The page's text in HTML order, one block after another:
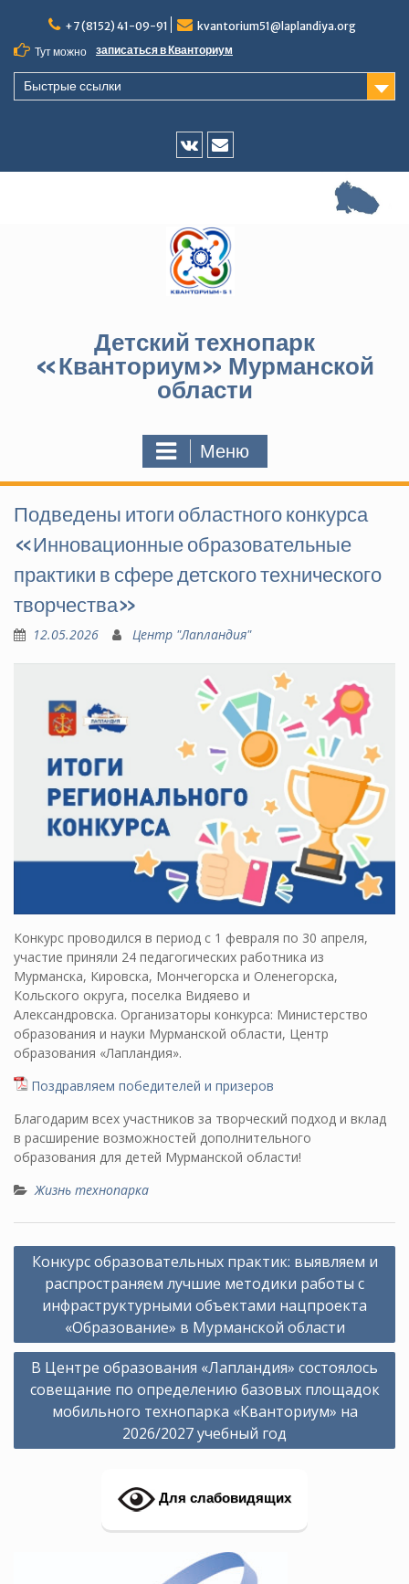
содержимому
+7 (8152) 41-09-91
kvantorium51@laplandiya.org
Тут можно
записаться в Кванториум
Быстрые ссылки
Vk
E-
Детский технопарк
«Кванториум» Мурманской
области
Меню
Подведены итоги областного конкурса
«Инновационные образовательные
практики в сфере детского технического
творчества»
12.05.2026 Центр "Лапландия"
Конкурс проводился в период с 1 февраля по 30 апреля,
участие приняли 24 педагогических работника из
Мурманска, Кировска, Мончегорска и Оленегорска,
Кольского округа, поселка Видяево и
Александровска. Организаторы конкурса: Министерство
образования и науки Мурманской области, Центр
образования «Лапландия».
Поздравляем победителей и призеров
Благодарим всех участников за творческий подход и вклад
в расширение возможностей дополнительного
образования для детей Мурманской области!
Жизнь технопарка
Навигация
записям
Конкурс образовательных практик: выявляем и
распространяем лучшие методики работы с
инфраструктурными объектами нацпроекта
«Образование» в Мурманской области
В Центре образования «Лапландия» состоялось
совещание по определению базовых площадок
мобильного технопарка «Кванториум» на
2026/2027 учебный год
Для слабовидящих